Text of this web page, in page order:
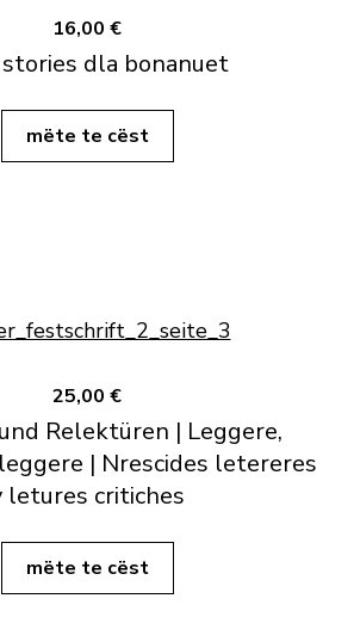
16,00 €
dla bonanuet
mëte te cëst
25,00 €
Relektüren | Leggere,
| Nrescides letereres
letures critiches
mëte te cëst